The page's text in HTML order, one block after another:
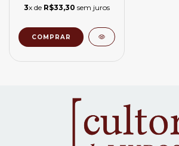
3x de R$33,30 sem juros